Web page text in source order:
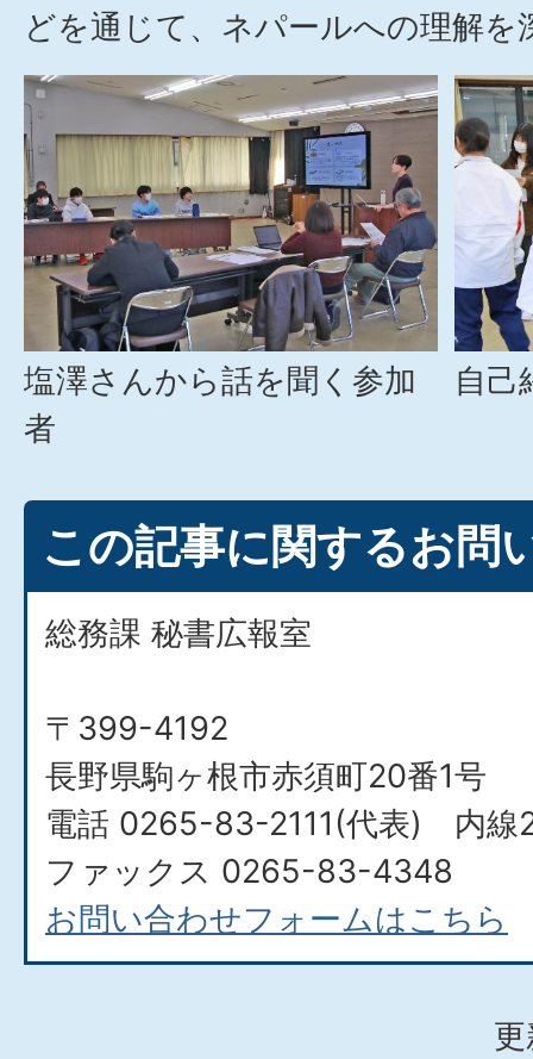
どを通じて、ネパールへの理解を
塩澤さんから話を聞く参加
者
自己
この記事に関するお問
総務課 秘書広報室
〒399-4192
長野県駒ヶ根市赤須町20番1号
電話 0265-83-2111(代表) 内線
ファックス 0265-83-4348
お問い合わせフォームはこちら